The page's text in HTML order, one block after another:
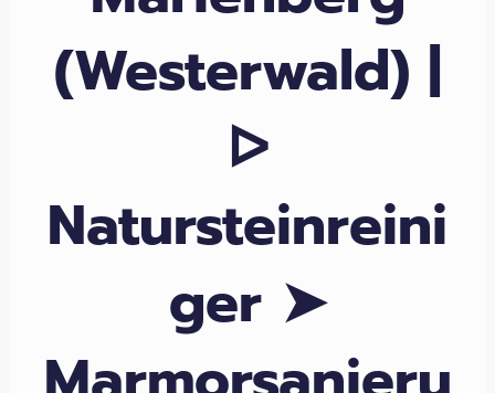
(Westerwald) |
ᐅ
Natursteinreini
ger ➤